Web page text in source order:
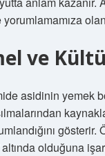
ve
asidinin yemek
altında olduğuna